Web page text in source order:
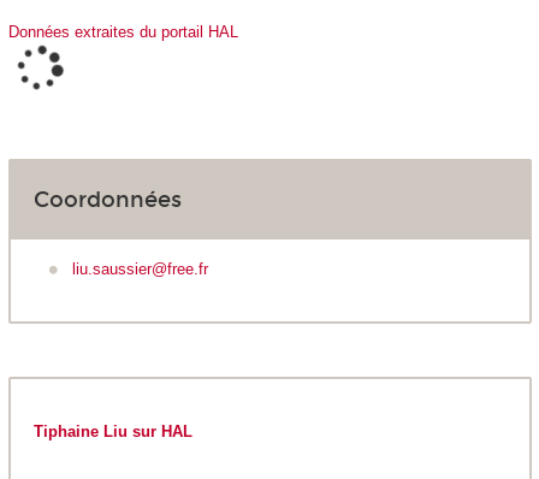
Données extraites du portail HAL
Coordonnées
liu.saussier@free.fr
Tiphaine Liu sur HAL